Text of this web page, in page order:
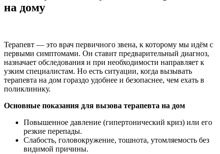
на дому
Терапевт — это врач первичного звена, к которому мы идём с
первыми симптомами. Он ставит предварительный диагноз,
назначает обследования и при необходимости направляет к
узким специалистам. Но есть ситуации, когда вызывать
терапевта на дом гораздо удобнее и безопаснее, чем ехать в
поликлинику.
Основные показания для вызова терапевта на дом
Повышенное давление (гипертонический криз) или его
резкие перепады.
Слабость, головокружение, тошнота, утомляемость без
видимой причины.